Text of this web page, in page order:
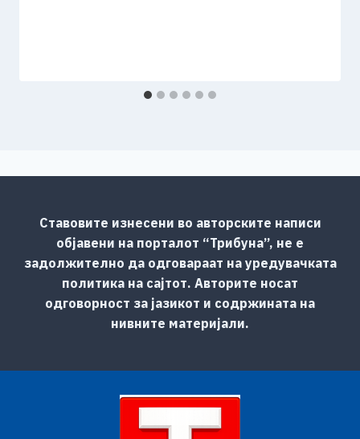
Ставовите изнесени во авторските написи
објавени на порталот “Трибуна”, не е
задолжително да одговараат на уредувачката
политика на сајтот. Авторите носат
одговорност за јазикот и содржината на
нивните материјали.